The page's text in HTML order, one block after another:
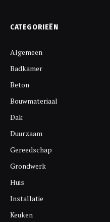
CATEGORIEËN
Algemeen
Badkamer
Beton
Bouwmateriaal
Dak
Duurzaam
Gereedschap
Grondwerk
Huis
Installatie
Keuken